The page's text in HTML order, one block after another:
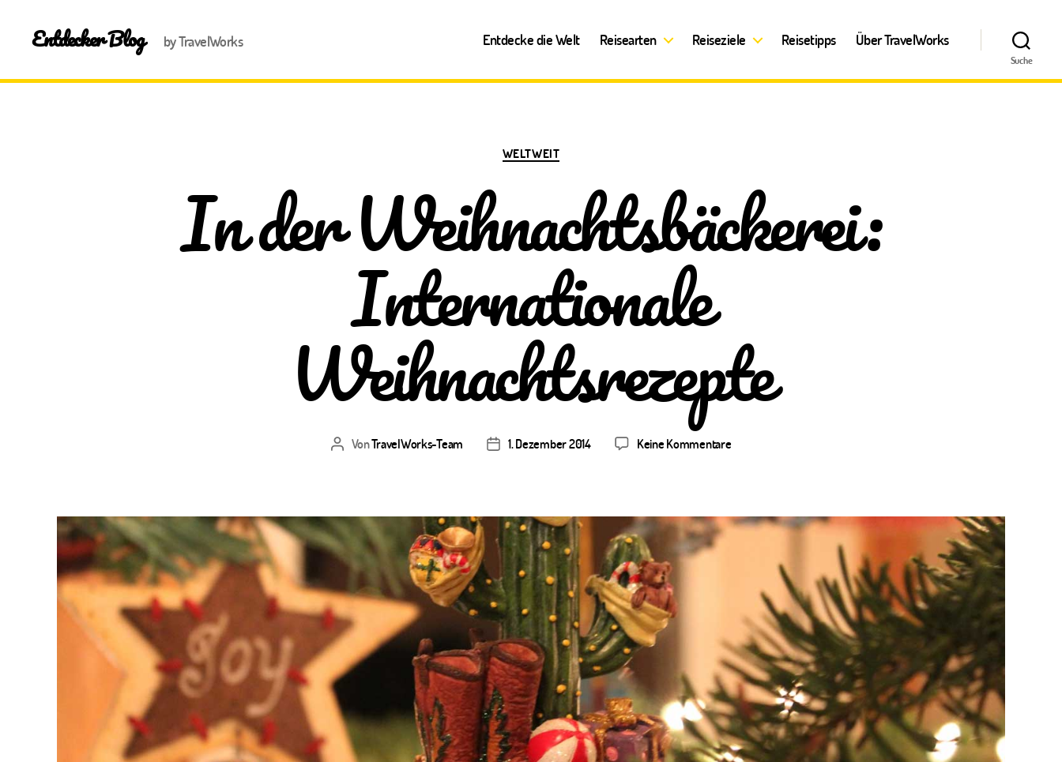
Entdecker Blog by TravelWorks Entdecke die Welt Reisearten Reiseziele Reisetipps Über TravelWorks
Suche
Kategorien
WELTWEIT
In der Weihnachtsbäckerei:
Internationale
Weihnachtsrezepte
Beitragsautor
VonTravelWorks-Team Veröffentlichungsdatum
1. Dezember 2014 Keine Kommentarezu
Internationale